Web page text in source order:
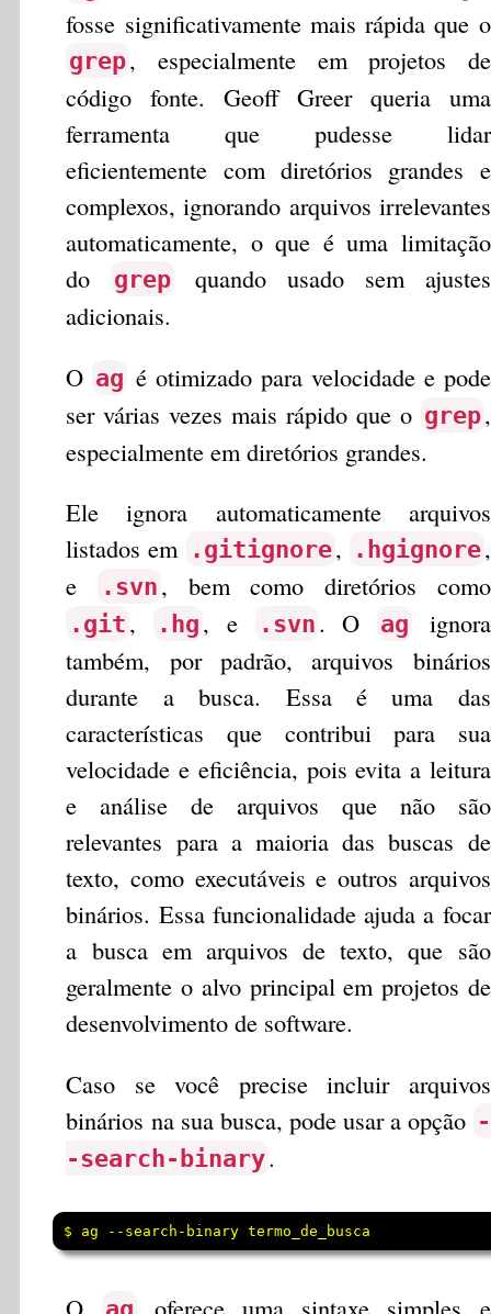
fosse significativamente mais rápida que o
grep, especialmente em projetos de
código fonte. Geoff Greer queria uma
ferramenta que pudesse lidar
eficientemente com diretórios grandes e
complexos, ignorando arquivos irrelevantes
automaticamente, o que é uma limitação
do
grep
quando usado sem ajustes
adicionais.
O ag é otimizado para velocidade e pode
ser várias vezes mais rápido que o grep,
especialmente em diretórios grandes.
Ele ignora automaticamente arquivos
listados em .gitignore, .hgignore,
e
.svn, bem como diretórios como
.git, .hg, e .svn. O ag
ignora
também, por padrão, arquivos binários
durante a busca. Essa é uma das
características que contribui para sua
velocidade e eficiência, pois evita a leitura
e análise de arquivos que não são
relevantes para a maioria das buscas de
texto, como executáveis e outros arquivos
binários. Essa funcionalidade ajuda a focar
a busca em arquivos de texto, que são
geralmente o alvo principal em projetos de
desenvolvimento de software.
Caso se você precise incluir arquivos
binários na sua busca, pode usar a opção -
-search-binary.
$ ag --search-binary termo_de_busca